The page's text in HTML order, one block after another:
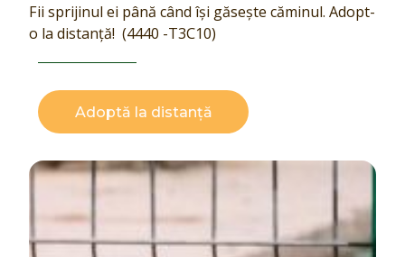
Fii sprijinul ei până când își găsește căminul. Adopt-
o la distanță! (4440 -T3C10)
Adoptă la distanță